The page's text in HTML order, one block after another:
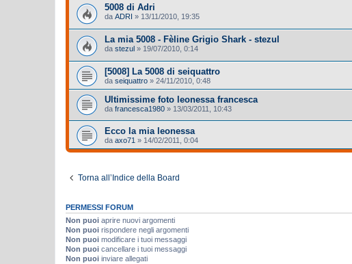
5008 di Adri
da ADRI » 13/11/2010, 19:35
La mia 5008 - Fèline Grigio Shark - stezul
da stezul » 19/07/2010, 0:14
[5008] La 5008 di seiquattro
da seiquattro » 24/11/2010, 0:48
Ultimissime foto leonessa francesca
da francesca1980 » 13/03/2011, 10:43
Ecco la mia leonessa
da axo71 » 14/02/2011, 0:04
Torna all’Indice della Board
PERMESSI FORUM
Non puoi aprire nuovi argomenti
Non puoi rispondere negli argomenti
Non puoi modificare i tuoi messaggi
Non puoi cancellare i tuoi messaggi
Non puoi inviare allegati